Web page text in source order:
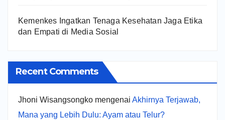
Kemenkes Ingatkan Tenaga Kesehatan Jaga Etika
dan Empati di Media Sosial
Recent Comments
Jhoni Wisangsongko mengenai Akhirnya Terjawab,
Mana yang Lebih Dulu: Ayam atau Telur?